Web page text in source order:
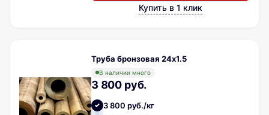
Купить в 1 клик
Труба бронзовая 24х1.5
В наличии много
3 800 руб.
3 800 руб./кг